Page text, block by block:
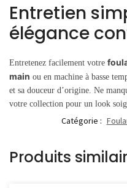
Entretien
élégance
Entretenez facilement votre
main ou en machine à basse
et sa douceur d’origine. Ne
votre collection pour un look
Catégorie :
Produits